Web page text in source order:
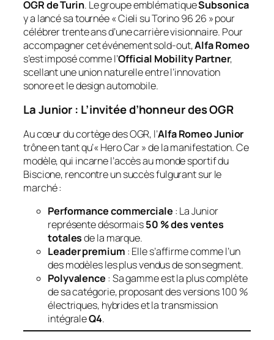
OGR de Turin. Le groupe emblématiqueSubsonica
y a lancé sa tournée «Cieli su Torino 96 26 » pour
célébrer trente ans d’une carrière visionnaire. Pour
accompagner cet événement sold-out,Alfa Romeo
s’est imposé comme l’Official Mobility Partner,
scellant une union naturelle entre l’innovation
sonore et le design automobile.
La Junior : L’invitée d’honneur des OGR
Au cœur du cortège des OGR, l’Alfa Romeo Junior
trône en tant qu’« Hero Car » de la manifestation. Ce
modèle, qui incarne l’accès au monde sportif du
Biscione, rencontre un succès fulgurant sur le
marché :
Performance commerciale : La Junior
représente désormais50 % des ventes
totalesde la marque.
Leader premium : Elle s’affirme comme l’un
des modèles les plus vendus de son segment.
Polyvalence : Sa gamme est la plus complète
de sa catégorie, proposant des versions 100 %
électriques, hybrides et la transmission
intégraleQ4.